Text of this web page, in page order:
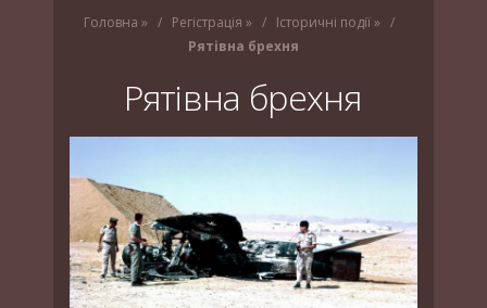
Головна » Регістрація » Історичні події»
Рятівна брехня
Рятівна брехня